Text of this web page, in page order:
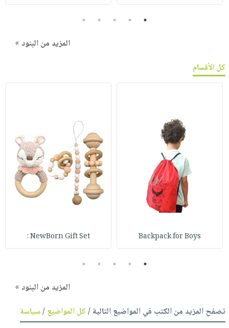
1
2
3
4
5
المزيد من البنود »
كل الأقسام
Backpack for Boys
NewBorn Gift Set :
1
2
3
4
5
المزيد من البنود »
تصفح المزيد من الكتب في المواضيع التالية /كل المواضيع/سياسة